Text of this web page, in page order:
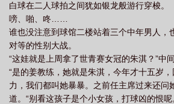
白球在二人球拍之间犹如银龙般游行穿梭。
嗙、啪、咚……
谁也没注意到球馆二楼站着三个中年男人，
对等的性别大战。
“这娃就是上周拿了世青赛女冠的朱淇？”中
“是的姜教练，她就是朱淇，今年才十五岁
力，我们都叫她暴暴。之前任主席过来还问
道。“别看这孩子是个小女孩，打球凶的恨